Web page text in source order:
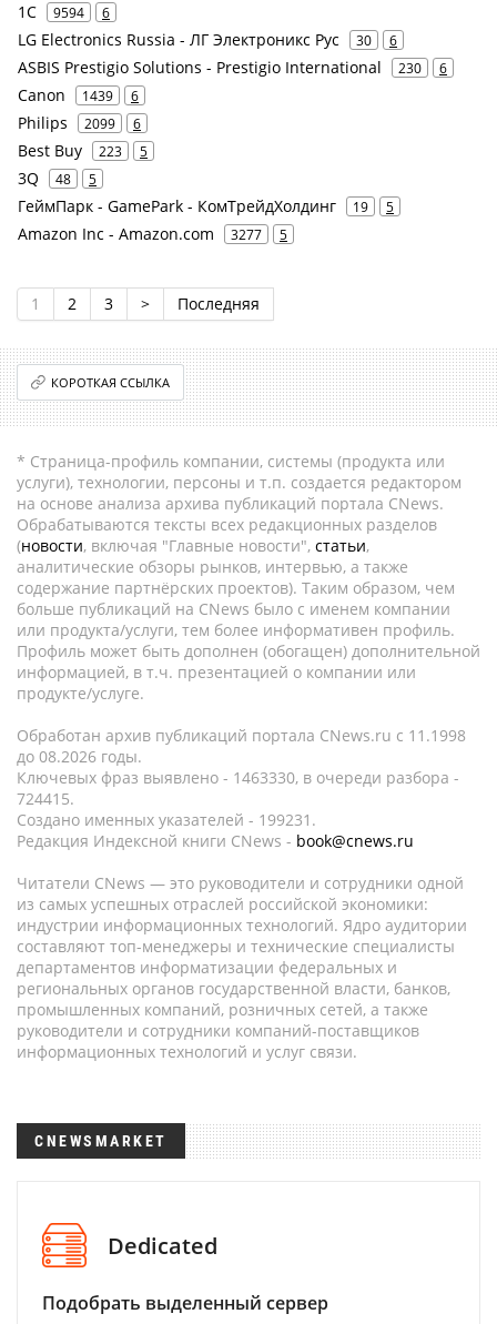
1С 9594 6
LG Electronics Russia - ЛГ Электроникс Рус 30 6
ASBIS Prestigio Solutions - Prestigio International 230 6
Canon 1439 6
Philips 2099 6
Best Buy 223 5
3Q 48 5
ГеймПарк - GamePark - КомТрейдХолдинг 19 5
Amazon Inc - Amazon.com 3277 5
1 2 3 > Последняя
КОРОТКАЯ ССЫЛКА
* Страница-профиль компании, системы (продукта или
услуги), технологии, персоны и т.п. создается редактором
на основе анализа архива публикаций портала CNews.
Обрабатываются тексты всех редакционных разделов
(новости, включая "Главные новости", статьи,
аналитические обзоры рынков, интервью, а также
содержание партнёрских проектов). Таким образом, чем
больше публикаций на CNews было с именем компании
или продукта/услуги, тем более информативен профиль.
Профиль может быть дополнен (обогащен) дополнительной
информацией, в т.ч. презентацией о компании или
продукте/услуге.
Обработан архив публикаций портала CNews.ru c 11.1998
до 08.2026 годы.
Ключевых фраз выявлено - 1463330, в очереди разбора -
724415.
Создано именных указателей - 199231.
Редакция Индексной книги CNews - book@cnews.ru
Читатели CNews — это руководители и сотрудники одной
из самых успешных отраслей российской экономики:
индустрии информационных технологий. Ядро аудитории
составляют топ-менеджеры и технические специалисты
департаментов информатизации федеральных и
региональных органов государственной власти, банков,
промышленных компаний, розничных сетей, а также
руководители и сотрудники компаний-поставщиков
информационных технологий и услуг связи.
CNEWSMARKET
Dedicated
Подобрать выделенный сервер